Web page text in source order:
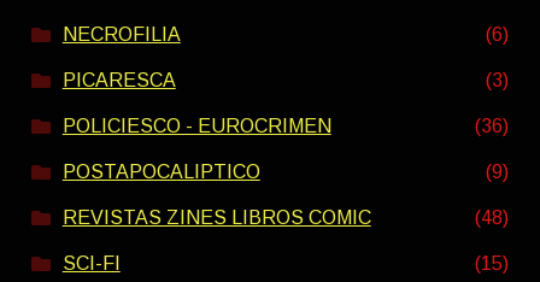
NECROFILIA (6)
PICARESCA (3)
POLICIESCO - EUROCRIMEN (36)
POSTAPOCALIPTICO (9)
REVISTAS ZINES LIBROS COMIC (48)
SCI-FI (15)